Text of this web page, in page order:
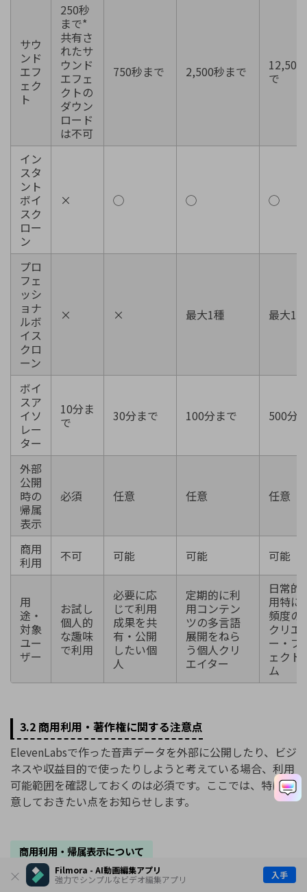
Filmora - AI動画編集アプリ
強力でシンプルなビデオ編集アプリ
入手
サウ
ンド
エフ
ェク
ト
250秒
まで*
共有さ
れたサ
ウンド
エフェ
クトの
ダウン
ロード
は不可
750秒まで 2,500秒まで
12,500
で
イン
スタ
ント
ボイ
スク
ロー
ン
× ◯ ◯ ◯
プロ
フェ
ッシ
ョナ
ルボ
イス
クロ
ーン
× × 最大1種 最大1種
ボイ
スア
イソ
レー
ター
10分ま
で
30分まで 100分まで 500分
外部
公開
時の
帰属
表示
必須 任意 任意 任意
商用
利用
不可 可能 可能 可能
用
途・
対象
ユー
ザー
お試し
個人的
な趣味
で利用
必要に応
じて利用
成果を共
有・公開
したい個
人
定期的に利
用コンテン
ツの多言語
展開をねら
う個人クリ
エイター
日常的
用特に
頻度の
クリエ
ー・プ
ェクト
ム
3.2 商用利用・著作権に関する注意点
ElevenLabsで作った音声データを外部に公開したり、ビジ
ネスや収益目的で使ったりしようと考えている場合、利用
可能範囲を確認しておくのは必須です。ここでは、特に注
意しておきたい点をお知らせします。
商用利用・帰属表示について
上記の表にも挙げた通り、無料プランでは生成物を利用す